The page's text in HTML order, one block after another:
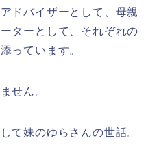
ドバイザーとして、母親
ターとして、それぞれの
っています。
せん。
て妹のゆらさんの世話。